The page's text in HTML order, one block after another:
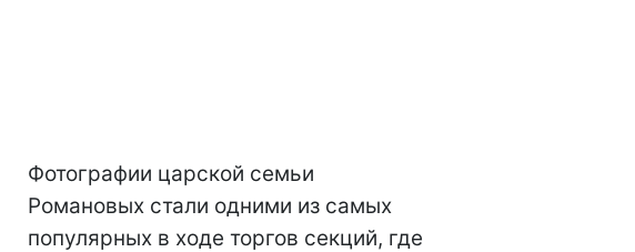
Фотографии царской семьи
Романовых стали одними из самых
популярных в ходе торгов секций, где